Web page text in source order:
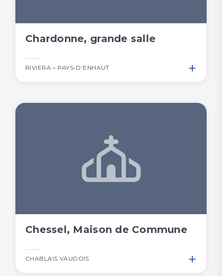
Chardonne, grande salle
RIVIERA – PAYS-D’ENHAUT +
Chessel, Maison de Commune
CHABLAIS VAUDOIS +